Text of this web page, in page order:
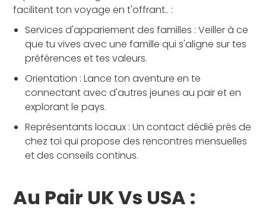
facilitent ton voyage en t'offrant.. :
Services d'appariement des familles : Veiller à ce
que tu vives avec une famille qui s'aligne sur tes
préférences et tes valeurs.
Orientation : Lance ton aventure en te
connectant avec d'autres jeunes au pair et en
explorant le pays.
Représentants locaux : Un contact dédié près de
chez toi qui propose des rencontres mensuelles
et des conseils continus.
Au Pair UK Vs USA :